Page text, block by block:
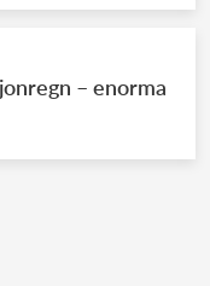
– enorma